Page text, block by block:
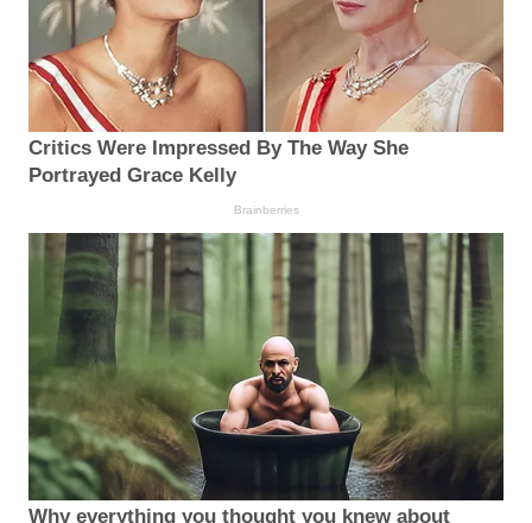
Critics Were Impressed By The Way She
Portrayed Grace Kelly
Brainberries
Why everything you thought you knew about